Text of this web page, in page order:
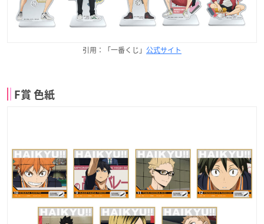
引用：「一番くじ」 公式サイト
F賞 色紙